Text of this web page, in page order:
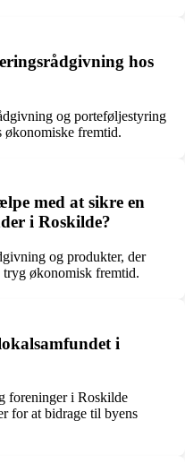
hos
og porteføljestyring
økonomiske fremtid.
med at sikre en
i Roskilde?
og produkter, der
økonomisk fremtid.
i
foreninger i Roskilde
for at bidrage til byens